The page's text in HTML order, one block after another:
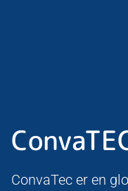
ConvaTec er en